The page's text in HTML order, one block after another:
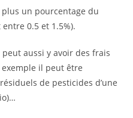
un pourcentage du
0.5 et 1.5%).
aussi y avoir des frais
exemple il peut être
de pesticides d’une